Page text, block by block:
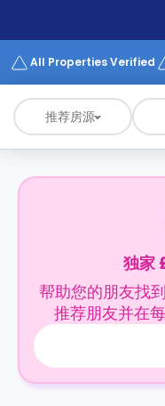
Works
All Properties Verified
推荐房源
独家
帮助您的朋友找
推荐朋友并在